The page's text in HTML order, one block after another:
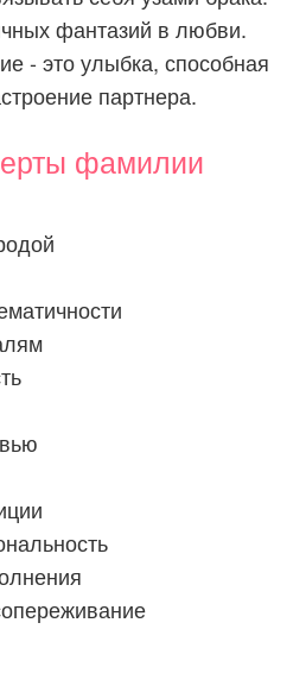
фантазий в любви.
- это улыбка, способная
партнера.
фамилии